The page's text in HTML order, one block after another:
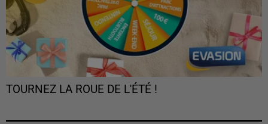
TOURNEZ LA ROUE DE L'ÉTÉ !